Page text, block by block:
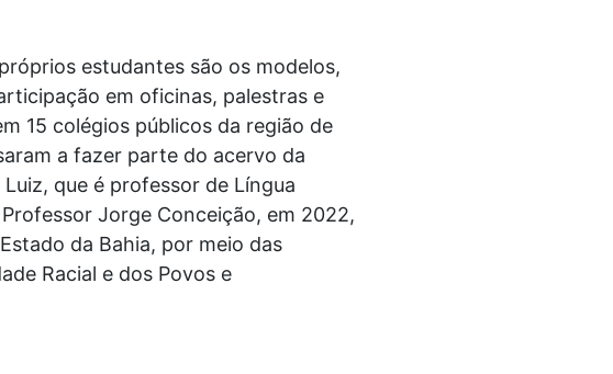
estudantes são os modelos,
em oficinas, palestras e
15 colégios públicos da região de
a fazer parte do acervo da
que é professor de Língua
Jorge Conceição, em 2022,
da Bahia, por meio das
Racial e dos Povos e